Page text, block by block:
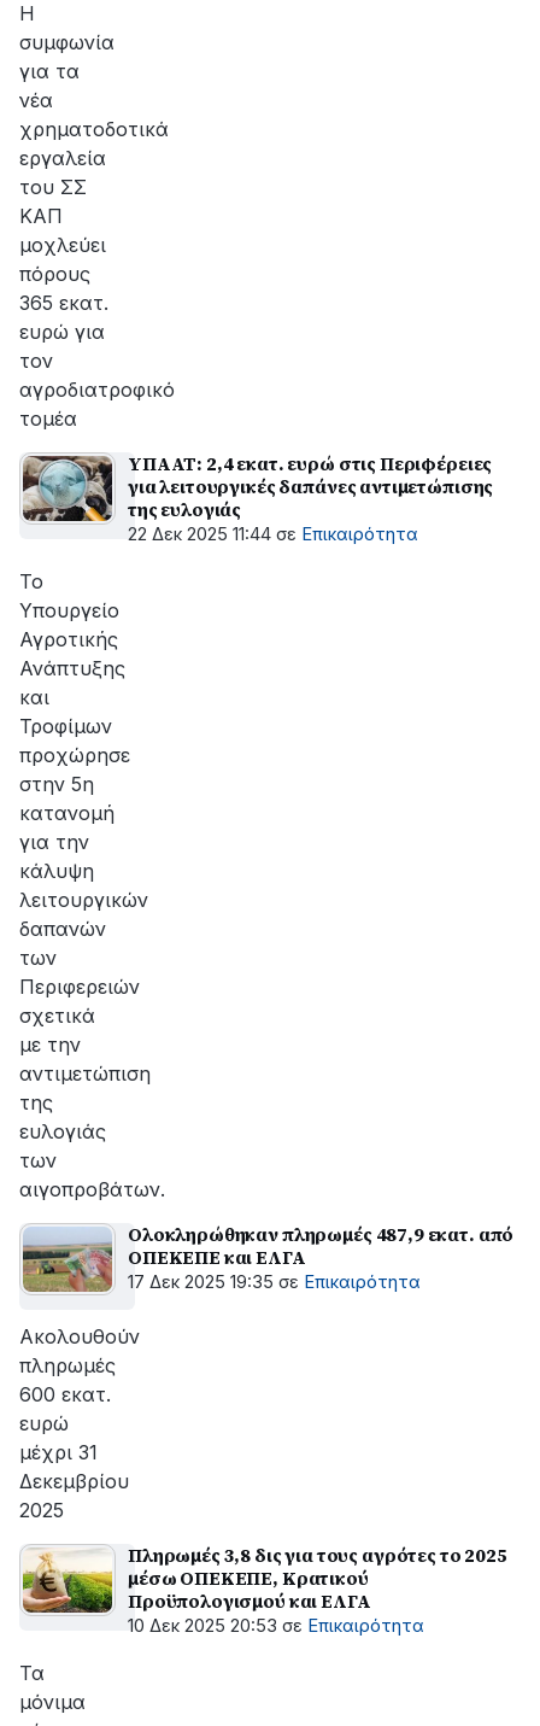
Η
συμφωνία
για τα
νέα
χρηματοδοτικά
εργαλεία
του ΣΣ
ΚΑΠ
μοχλεύει
πόρους
365 εκατ.
ευρώ για
τον
αγροδιατροφικό
τομέα
ΥΠΑΑΤ: 2,4 εκατ. ευρώ στις Περιφέρειες
για λειτουργικές δαπάνες αντιμετώπισης
της ευλογιάς
22 Δεκ 2025 11:44 σε Επικαιρότητα
Το
Υπουργείο
Αγροτικής
Ανάπτυξης
και
Τροφίμων
προχώρησε
στην 5η
κατανομή
για την
κάλυψη
λειτουργικών
δαπανών
των
Περιφερειών
σχετικά
με την
αντιμετώπιση
της
ευλογιάς
των
αιγοπροβάτων.
Ολοκληρώθηκαν πληρωμές 487,9 εκατ. από
ΟΠΕΚΕΠΕ και ΕΛΓΑ
17 Δεκ 2025 19:35 σε Επικαιρότητα
Ακολουθούν
πληρωμές
600 εκατ.
ευρώ
μέχρι 31
Δεκεμβρίου
2025
Πληρωμές 3,8 δις για τους αγρότες το 2025
μέσω ΟΠΕΚΕΠΕ, Κρατικού
Προϋπολογισμού και ΕΛΓΑ
10 Δεκ 2025 20:53 σε Επικαιρότητα
Τα
μόνιμα